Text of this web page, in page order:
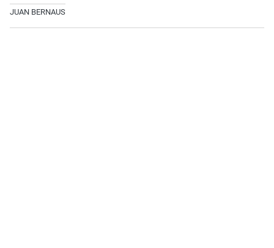
JUAN BERNAUS